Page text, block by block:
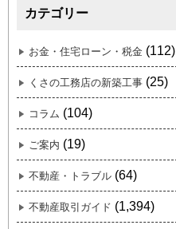
カテゴリー
お金・住宅ローン・税金 (112)
くさの工務店の新築工事 (25)
コラム (104)
ご案内 (19)
不動産・トラブル (64)
不動産取引ガイド (1,394)